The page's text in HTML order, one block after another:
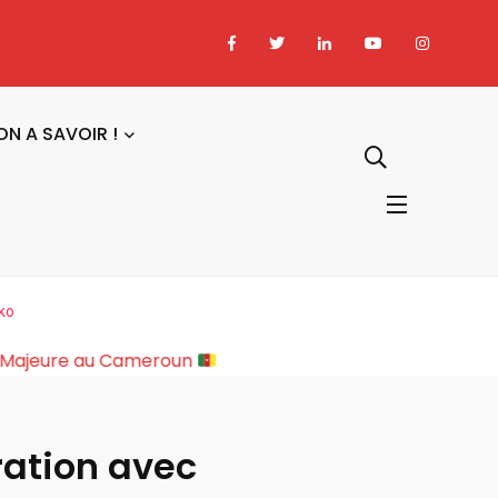
A SAVOIR !
Sociopolitique Majeure au Cameroun
avec